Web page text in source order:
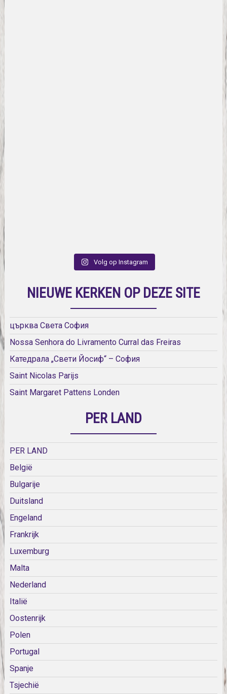
Volg op Instagram
NIEUWE KERKEN OP DEZE SITE
църква Света София
Nossa Senhora do Livramento Curral das Freiras
Катедрала „Свети Йосиф“ – София
Saint Nicolas Parijs
Saint Margaret Pattens Londen
PER LAND
PER LAND
België
Bulgarije
Duitsland
Engeland
Frankrijk
Luxemburg
Malta
Nederland
Italië
Oostenrijk
Polen
Portugal
Spanje
Tsjechië